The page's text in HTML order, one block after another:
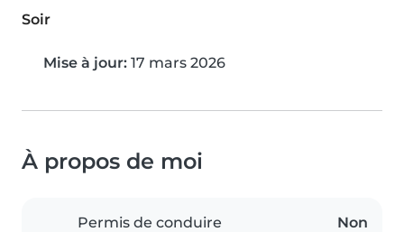
Soir
Mise à jour: 17 mars 2026
À propos de moi
Permis de conduire Non